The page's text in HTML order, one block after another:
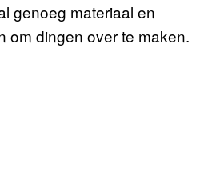
genoeg materiaal en
om dingen over te maken.